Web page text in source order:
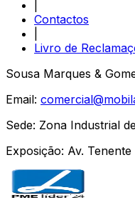
Contactos
Livro de
Sousa Marques &
Email:
Sede: Zona Industrial
Exposição: Av.